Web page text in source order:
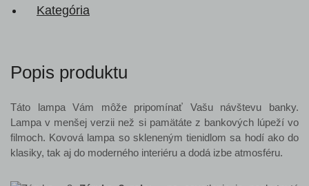
Kategória
Popis produktu
Táto lampa Vám môže pripomínať Vašu návštevu banky.
Lampa v menšej verzii než si pamätáte z bankových lúpeží vo
filmoch. Kovová lampa so skleneným tienidlom sa hodí ako do
klasiky, tak aj do moderného interiéru a dodá izbe atmosféru.